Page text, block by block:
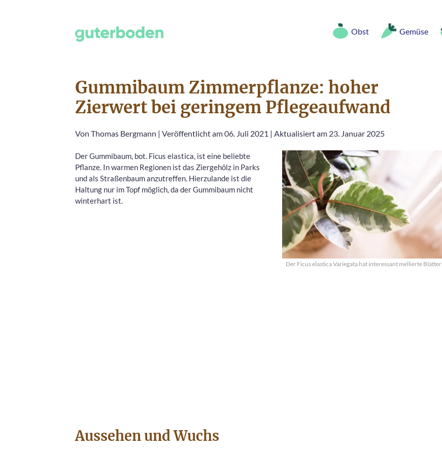
Obst Gemüse
Gummibaum Zimmerpflanze: hoher
Zierwert bei geringem Pflegeaufwand
Von Thomas Bergmann | Veröffentlicht am 06. Juli 2021 | Aktualisiert am 23. Januar 2025
Der Ficus elastica Variegata hat interessant mellierte Blätter
Der Gummibaum, bot. Ficus elastica, ist eine beliebte
Pflanze. In warmen Regionen ist das Ziergehölz in Parks
und als Straßenbaum anzutreffen. Hierzulande ist die
Haltung nur im Topf möglich, da der Gummibaum nicht
winterhart ist.
Aussehen und Wuchs